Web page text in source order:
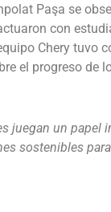
Paşa se
con
Chery tuvo
el progreso de
juegan un papel
sostenibles